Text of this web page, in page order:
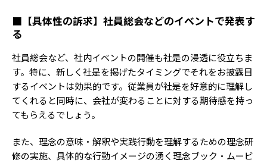
■【具体性の訴求】社員総会などのイベントで発表す
る
社員総会など、社内イベントの開催も社是の浸透に役立ちま
す。特に、新しく社是を掲げたタイミングでそれをお披露目
するイベントは効果的です。従業員が社是を好意的に理解し
てくれると同時に、会社が変わることに対する期待感を持っ
てもらえるでしょう。
また、理念の意味・解釈や実践行動を理解するための理念研
修の実施、具体的な行動イメージの湧く理念ブック・ムービ